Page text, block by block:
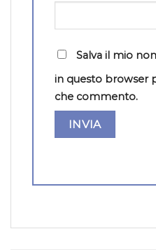
Salva il mio
in questo browser
che commento.